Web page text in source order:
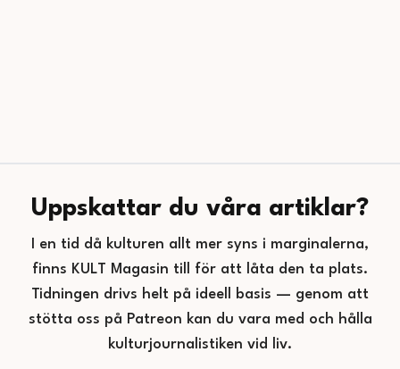
Uppskattar du våra artiklar?
I en tid då kulturen allt mer syns i marginalerna,
finns KULT Magasin till för att låta den ta plats.
Tidningen drivs helt på ideell basis — genom att
stötta oss på Patreon kan du vara med och hålla
kulturjournalistiken vid liv.